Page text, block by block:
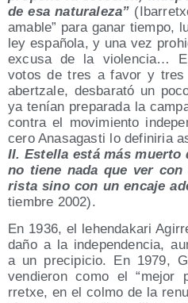
de esa natu­ra­le­za”
ama­ble” para ganar tiem­po,
ley espa­ño­la, y una vez
excu­sa de la vio­len­cia…
votos de tres a favor y
aber­tza­le, des­ba­ra­tó un
ya tenían pre­pa­ra­da la
con­tra el movi­mien­to
ce­ro Ana­sa­gas­ti lo defi­ni­ria
II. Este­lla está más muer­to
no tie­ne nada que ver
ris­ta sino con un enca­je
tiem­bre 2002).
En 1936, el lehen­da­ka­ri
da­ño a la inde­pen­den­cia,
a un pre­ci­pi­cio. En 1979,
ven­die­ron como el
rretxe, en el col­mo de la